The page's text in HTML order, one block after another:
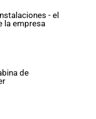
- el
la empresa
de